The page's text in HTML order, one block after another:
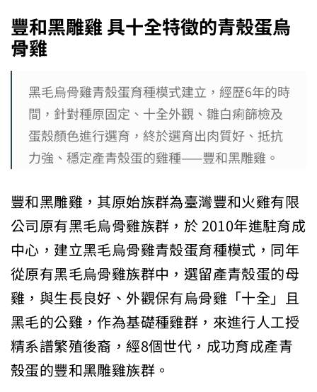
豐和黑雕雞具十全特徵的青殼蛋烏
骨雞
黑毛烏骨雞青殼蛋育種模式建立，經歷6年的時
間，針對種原固定、十全外觀、雛白痢篩檢及
蛋殼顏色進行選育，終於選育出肉質好、抵抗
力強、穩定產青殼蛋的雞種——豐和黑雕雞。
豐和黑雕雞，其原始族群為臺灣豐和火雞有限
公司原有黑毛烏骨雞族群，於 2010年進駐育成
中心，建立黑毛烏骨雞青殼蛋育種模式，同年
從原有黑毛烏骨雞族群中，選留產青殼蛋的母
雞，與生長良好、外觀保有烏骨雞「十全」且
黑毛的公雞，作為基礎種雞群，來進行人工授
精系譜繁殖後裔，經8個世代，成功育成產青
殼蛋的豐和黑雕雞族群。